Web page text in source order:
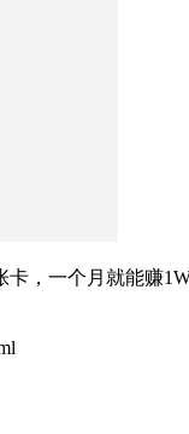
，一个月就能赚